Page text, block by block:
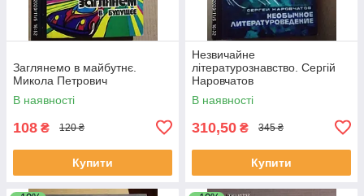
Заглянемо в майбутнє.
Микола Петрович
В наявності
108 ₴ 120 ₴
Купити
Незвичайне
літературознавство. Сергій
Наровчатов
В наявності
310,50 ₴ 345 ₴
Купити